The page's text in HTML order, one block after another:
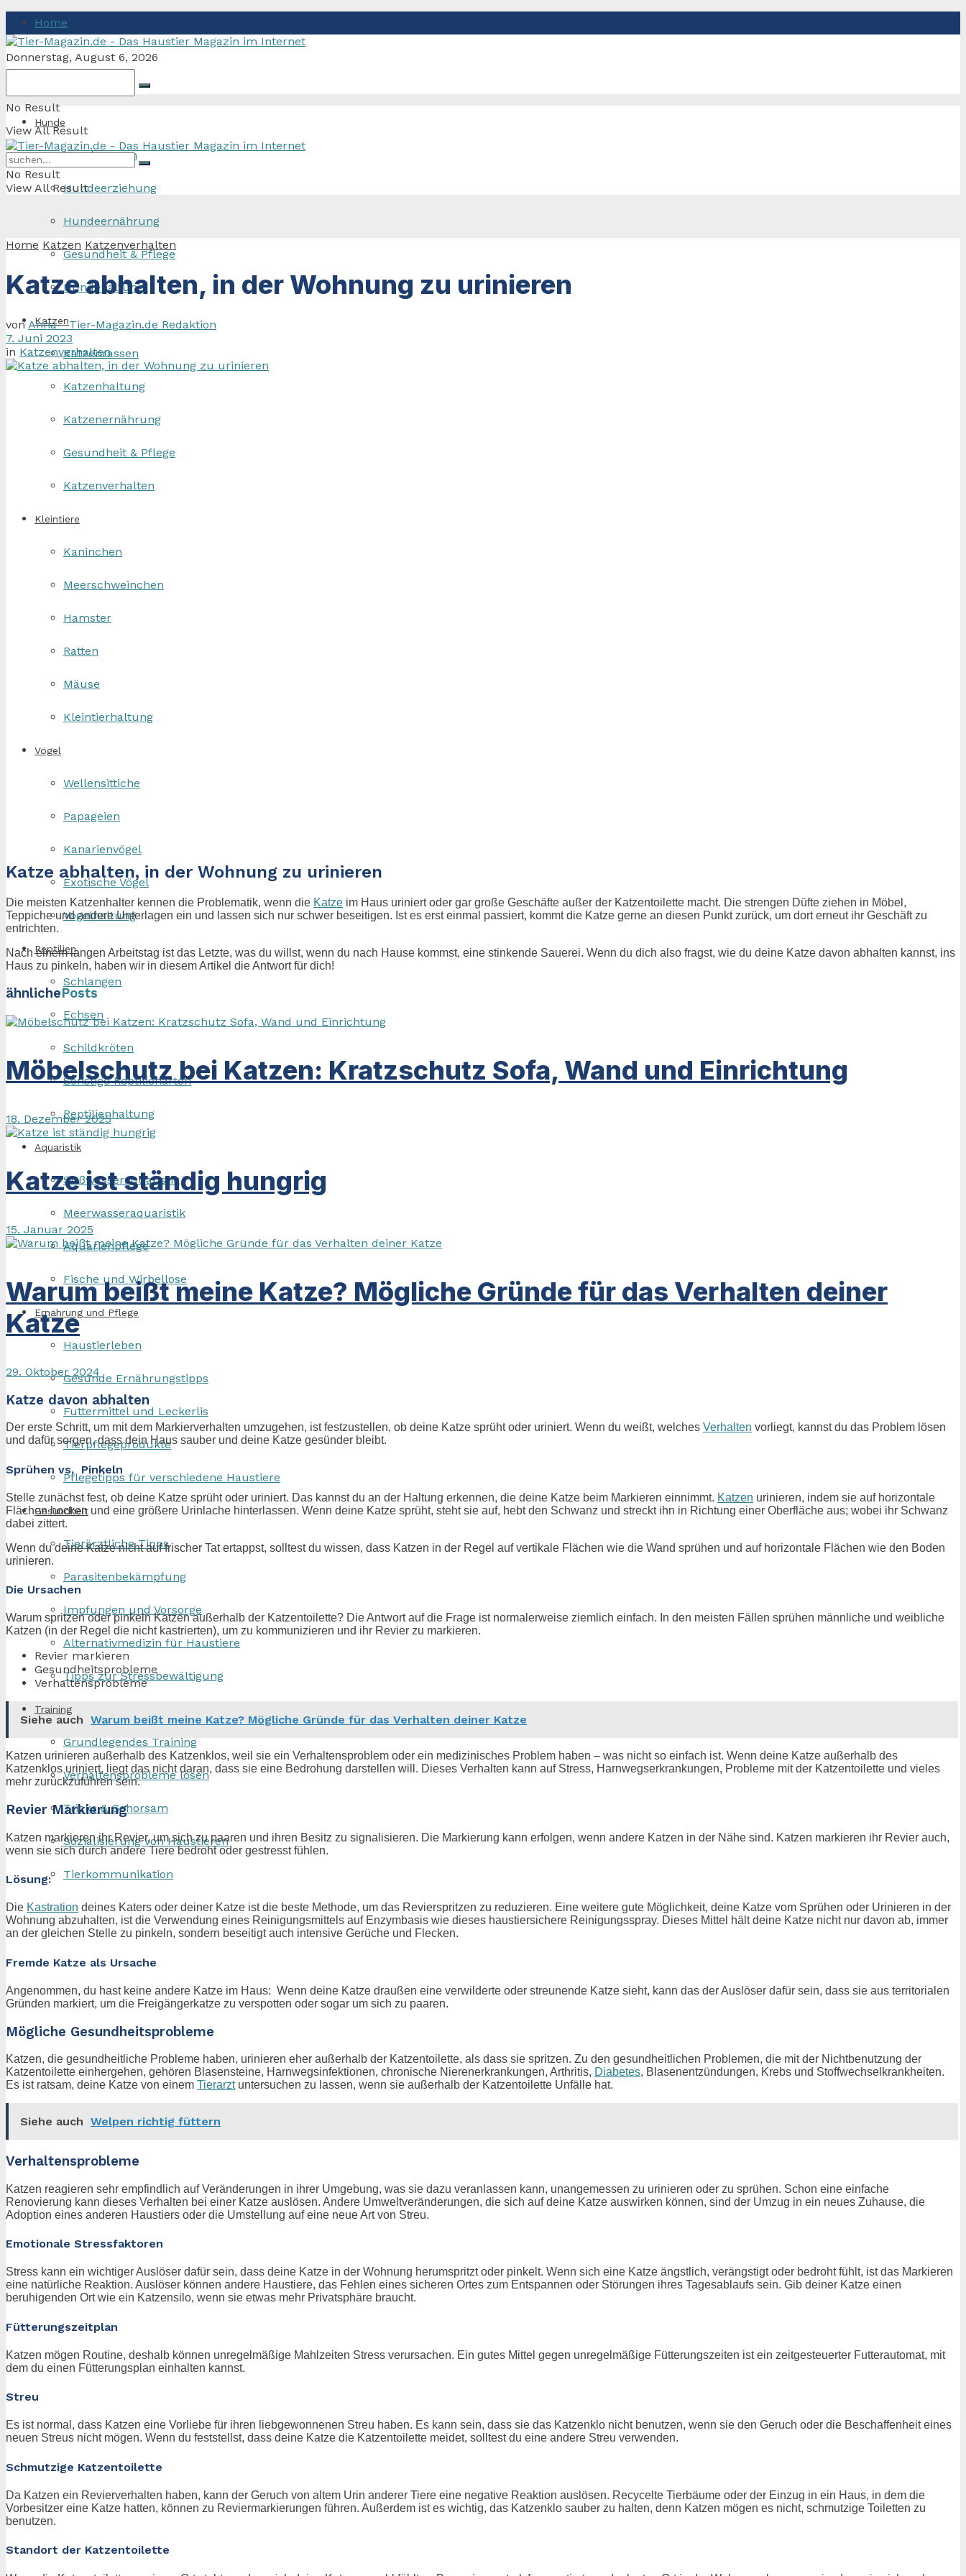
Home
Donnerstag, August 6, 2026
No Result
View All Result
Hunde
Hunderassen
Hundeerziehung
Hundeernährung
Gesundheit & Pflege
Hundehaltung
Katzen
Katzenrassen
Katzenhaltung
Katzenernährung
Gesundheit & Pflege
Katzenverhalten
Kleintiere
Kaninchen
Meerschweinchen
Hamster
Ratten
Mäuse
Kleintierhaltung
Vögel
Wellensittiche
Papageien
Kanarienvögel
Exotische Vögel
Vogelhaltung
Reptilien
Schlangen
Echsen
Schildkröten
Sonstige Reptilienarten
Reptilienhaltung
Aquaristik
Süßwasseraquaristik
Meerwasseraquaristik
Aquarienpflege
Fische und Wirbellose
Ernährung und Pflege
Haustierleben
Gesunde Ernährungstipps
Futtermittel und Leckerlis
Tierpflegeprodukte
Pflegetipps für verschiedene Haustiere
Gesundheit
Tierärztliche Tipps
Parasitenbekämpfung
Impfungen und Vorsorge
Alternativmedizin für Haustiere
Tipps zur Stressbewältigung
Training
Grundlegendes Training
Verhaltensprobleme lösen
Tricks & Gehorsam
Sozialisierung von Haustieren
Tierkommunikation
No Result
View All Result
Home Katzen Katzenverhalten
Katze abhalten, in der Wohnung zu urinieren
von Anna - Tier-Magazin.de Redaktion
7. Juni 2023
in Katzenverhalten
Katze abhalten, in der Wohnung zu urinieren
Die meisten Katzenhalter kennen die Problematik, wenn die Katze im Haus uriniert oder gar große Geschäfte außer der Katzentoilette macht. Die strengen Düfte ziehen in Möbel,
Teppiche und andere Unterlagen ein und lassen sich nur schwer beseitigen. Ist es erst einmal passiert, kommt die Katze gerne an diesen Punkt zurück, um dort erneut ihr Geschäft zu
entrichten.
Nach einem langen Arbeitstag ist das Letzte, was du willst, wenn du nach Hause kommst, eine stinkende Sauerei. Wenn du dich also fragst, wie du deine Katze davon abhalten kannst, ins
Haus zu pinkeln, haben wir in diesem Artikel die Antwort für dich!
ähnlichePosts
Möbelschutz bei Katzen: Kratzschutz Sofa, Wand und Einrichtung
18. Dezember 2025
Katze ist ständig hungrig
15. Januar 2025
Warum beißt meine Katze? Mögliche Gründe für das Verhalten deiner
Katze
29. Oktober 2024
Katze davon abhalten
Der erste Schritt, um mit dem Markierverhalten umzugehen, ist festzustellen, ob deine Katze sprüht oder uriniert. Wenn du weißt, welches Verhalten vorliegt, kannst du das Problem lösen
und dafür sorgen, dass dein Haus sauber und deine Katze gesünder bleibt.
Sprühen vs. Pinkeln
Stelle zunächst fest, ob deine Katze sprüht oder uriniert. Das kannst du an der Haltung erkennen, die deine Katze beim Markieren einnimmt. Katzen urinieren, indem sie auf horizontale
Flächen hocken und eine größere Urinlache hinterlassen. Wenn deine Katze sprüht, steht sie auf, hebt den Schwanz und streckt ihn in Richtung einer Oberfläche aus; wobei ihr Schwanz
dabei zittert.
Wenn du deine Katze nicht auf frischer Tat ertappst, solltest du wissen, dass Katzen in der Regel auf vertikale Flächen wie die Wand sprühen und auf horizontale Flächen wie den Boden
urinieren.
Die Ursachen
Warum spritzen oder pinkeln Katzen außerhalb der Katzentoilette? Die Antwort auf die Frage ist normalerweise ziemlich einfach. In den meisten Fällen sprühen männliche und weibliche
Katzen (in der Regel die nicht kastrierten), um zu kommunizieren und ihr Revier zu markieren.
Revier markieren
Gesundheitsprobleme
Verhaltensprobleme
Siehe auch Warum beißt meine Katze? Mögliche Gründe für das Verhalten deiner Katze
Katzen urinieren außerhalb des Katzenklos, weil sie ein Verhaltensproblem oder ein medizinisches Problem haben – was nicht so einfach ist. Wenn deine Katze außerhalb des
Katzenklos uriniert, liegt das nicht daran, dass sie eine Bedrohung darstellen will. Dieses Verhalten kann auf Stress, Harnwegserkrankungen, Probleme mit der Katzentoilette und vieles
mehr zurückzuführen sein.
Revier Markierung
Katzen markieren ihr Revier, um sich zu paaren und ihren Besitz zu signalisieren. Die Markierung kann erfolgen, wenn andere Katzen in der Nähe sind. Katzen markieren ihr Revier auch,
wenn sie sich durch andere Tiere bedroht oder gestresst fühlen.
Lösung:
Die Kastration deines Katers oder deiner Katze ist die beste Methode, um das Revierspritzen zu reduzieren. Eine weitere gute Möglichkeit, deine Katze vom Sprühen oder Urinieren in der
Wohnung abzuhalten, ist die Verwendung eines Reinigungsmittels auf Enzymbasis wie dieses haustiersichere Reinigungsspray. Dieses Mittel hält deine Katze nicht nur davon ab, immer
an der gleichen Stelle zu pinkeln, sondern beseitigt auch intensive Gerüche und Flecken.
Fremde Katze als Ursache
Angenommen, du hast keine andere Katze im Haus: Wenn deine Katze draußen eine verwilderte oder streunende Katze sieht, kann das der Auslöser dafür sein, dass sie aus territorialen
Gründen markiert, um die Freigängerkatze zu verspotten oder sogar um sich zu paaren.
Mögliche Gesundheitsprobleme
Katzen, die gesundheitliche Probleme haben, urinieren eher außerhalb der Katzentoilette, als dass sie spritzen. Zu den gesundheitlichen Problemen, die mit der Nichtbenutzung der
Katzentoilette einhergehen, gehören Blasensteine, Harnwegsinfektionen, chronische Nierenerkrankungen, Arthritis, Diabetes, Blasenentzündungen, Krebs und Stoffwechselkrankheiten.
Es ist ratsam, deine Katze von einem Tierarztuntersuchen zu lassen, wenn sie außerhalb der Katzentoilette Unfälle hat.
Siehe auch Welpen richtig füttern
Verhaltensprobleme
Katzen reagieren sehr empfindlich auf Veränderungen in ihrer Umgebung, was sie dazu veranlassen kann, unangemessen zu urinieren oder zu sprühen. Schon eine einfache
Renovierung kann dieses Verhalten bei einer Katze auslösen. Andere Umweltveränderungen, die sich auf deine Katze auswirken können, sind der Umzug in ein neues Zuhause, die
Adoption eines anderen Haustiers oder die Umstellung auf eine neue Art von Streu.
Emotionale Stressfaktoren
Stress kann ein wichtiger Auslöser dafür sein, dass deine Katze in der Wohnung herumspritzt oder pinkelt. Wenn sich eine Katze ängstlich, verängstigt oder bedroht fühlt, ist das Markieren
eine natürliche Reaktion. Auslöser können andere Haustiere, das Fehlen eines sicheren Ortes zum Entspannen oder Störungen ihres Tagesablaufs sein. Gib deiner Katze einen
beruhigenden Ort wie ein Katzensilo, wenn sie etwas mehr Privatsphäre braucht.
Fütterungszeitplan
Katzen mögen Routine, deshalb können unregelmäßige Mahlzeiten Stress verursachen. Ein gutes Mittel gegen unregelmäßige Fütterungszeiten ist ein zeitgesteuerter Futterautomat, mit
dem du einen Fütterungsplan einhalten kannst.
Streu
Es ist normal, dass Katzen eine Vorliebe für ihren liebgewonnenen Streu haben. Es kann sein, dass sie das Katzenklo nicht benutzen, wenn sie den Geruch oder die Beschaffenheit eines
neuen Streus nicht mögen. Wenn du feststellst, dass deine Katze die Katzentoilette meidet, solltest du eine andere Streu verwenden.
Schmutzige Katzentoilette
Da Katzen ein Revierverhalten haben, kann der Geruch von altem Urin anderer Tiere eine negative Reaktion auslösen. Recycelte Tierbäume oder der Einzug in ein Haus, in dem die
Vorbesitzer eine Katze hatten, können zu Reviermarkierungen führen. Außerdem ist es wichtig, das Katzenklo sauber zu halten, denn Katzen mögen es nicht, schmutzige Toiletten zu
benutzen.
Standort der Katzentoilette